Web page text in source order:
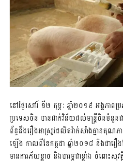
នៅថ្ងៃសៅរ៍ ទី២​ កុម្ភៈ ឆ្នាំ២០១៩​ អង្គភា
ប្រទេសចិន​ បានដាក់វិន័យ​ដល់​មន្រ្តីចិន​ចំនួន
ព័ន្ធ​នឹងរឿងអាស្រូវ​ផលិត​វ៉ាក់សាំង​គ្មានគុណភ
ឡើង​ កាលពីខែកក្តដា​ ឆ្នាំ២០១៨​​ និងជារឿ
មានការភ័យខ្លាច​ និងបារម្ភជាខ្លាំង​ ចំពោះសុ